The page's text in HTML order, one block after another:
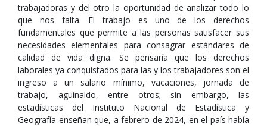
trabajadoras y del otro la oportunidad de analizar todo lo
que nos falta. El trabajo es uno de los derechos
fundamentales que permite a las personas satisfacer sus
necesidades elementales para consagrar estándares de
calidad de vida digna. Se pensaría que los derechos
laborales ya conquistados para las y los trabajadores son el
ingreso a un salario mínimo, vacaciones, jornada de
trabajo, aguinaldo, entre otros; sin embargo, las
estadísticas del Instituto Nacional de Estadística y
Geografía enseñan que, a febrero de 2024, en el país había